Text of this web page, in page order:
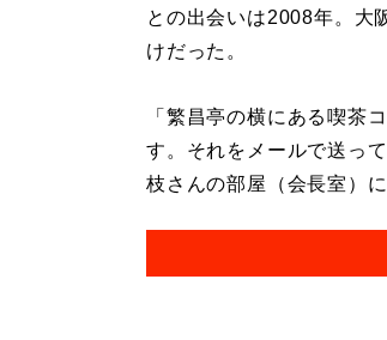
との出会いは2008年。大
けだった。
「繁昌亭の横にある喫茶
す。それをメールで送っ
枝さんの部屋（会長室）